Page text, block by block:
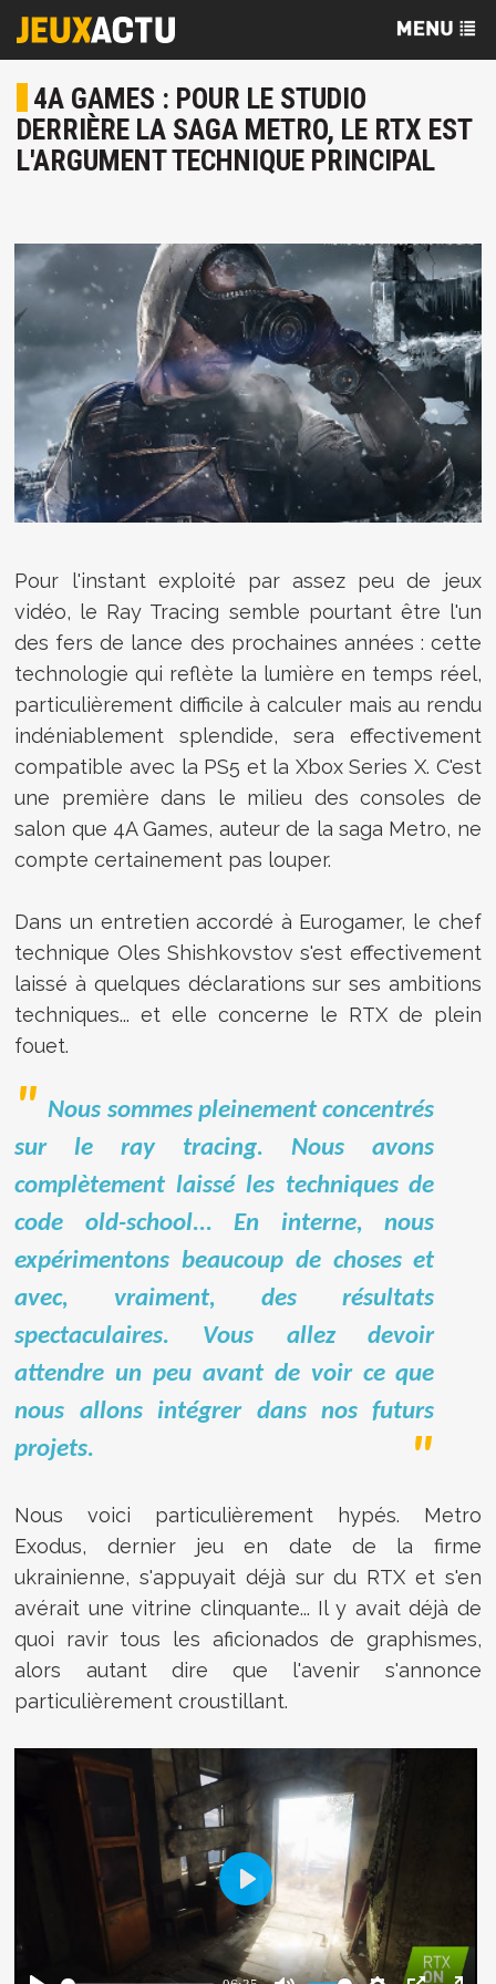
4A GAMES : POUR LE STUDIO
DERRIÈRE LA SAGA METRO, LE RTX EST
L'ARGUMENT TECHNIQUE PRINCIPAL
Pour l'instant exploité par assez peu de jeux
vidéo, le Ray Tracing semble pourtant être l'un
des fers de lance des prochaines années : cette
technologie qui reflète la lumière en temps réel,
particulièrement difficile à calculer mais au rendu
indéniablement splendide, sera effectivement
compatible avec la PS5 et la Xbox Series X. C'est
une première dans le milieu des consoles de
salon que 4A Games, auteur de la saga Metro, ne
compte certainement pas louper.
Dans un entretien accordé à Eurogamer, le chef
technique Oles Shishkovstov s'est effectivement
laissé à quelques déclarations sur ses ambitions
techniques... et elle concerne le RTX de plein
fouet.
Nous sommes pleinement concentrés
sur le ray tracing. Nous avons
complètement laissé les techniques de
code old-school... En interne, nous
expérimentons beaucoup de choses et
avec, vraiment, des résultats
spectaculaires. Vous allez devoir
attendre un peu avant de voir ce que
nous allons intégrer dans nos futurs
projets.
Nous voici particulièrement hypés. Metro
Exodus, dernier jeu en date de la firme
ukrainienne, s'appuyait déjà sur du RTX et s'en
avérait une vitrine clinquante... Il y avait déjà de
quoi ravir tous les aficionados de graphismes,
alors autant dire que l'avenir s'annonce
particulièrement croustillant.